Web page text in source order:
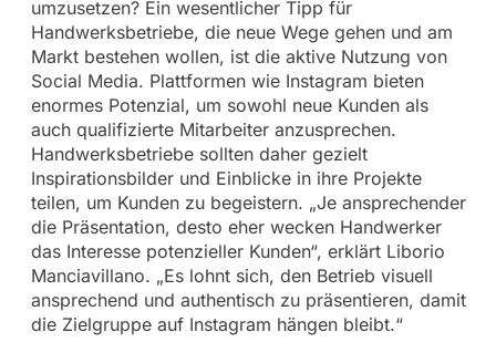
umzusetzen? Ein wesentlicher Tipp für
Handwerksbetriebe, die neue Wege gehen und am
Markt bestehen wollen, ist die aktive Nutzung von
Social Media. Plattformen wie Instagram bieten
enormes Potenzial, um sowohl neue Kunden als
auch qualifizierte Mitarbeiter anzusprechen.
Handwerksbetriebe sollten daher gezielt
Inspirationsbilder und Einblicke in ihre Projekte
teilen, um Kunden zu begeistern. „Je ansprechender
die Präsentation, desto eher wecken Handwerker
das Interesse potenzieller Kunden“, erklärt Liborio
Manciavillano. „Es lohnt sich, den Betrieb visuell
ansprechend und authentisch zu präsentieren, damit
die Zielgruppe auf Instagram hängen bleibt.“